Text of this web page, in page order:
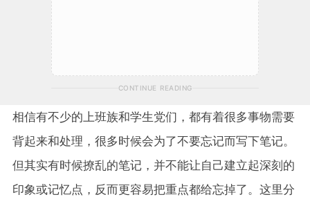
CONTINUE READING
相信有不少的上班族和学生党们，都有着很多事物需要
背起来和处理，很多时候会为了不要忘记而写下笔记。
但其实有时候撩乱的笔记，并不能让自己建立起深刻的
印象或记忆点，反而更容易把重点都给忘掉了。这里分